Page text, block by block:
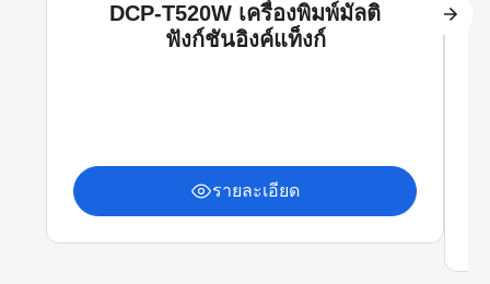
DCP-T520W เครื่องพิมพ์มัลติ
ฟังก์ชันอิงค์แท็งก์
รายละเอียด